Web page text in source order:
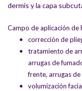
dermis y la capa
Campo de aplicación de
corrección de
tratamiento de
arrugas de
frente, arrugas
volumización